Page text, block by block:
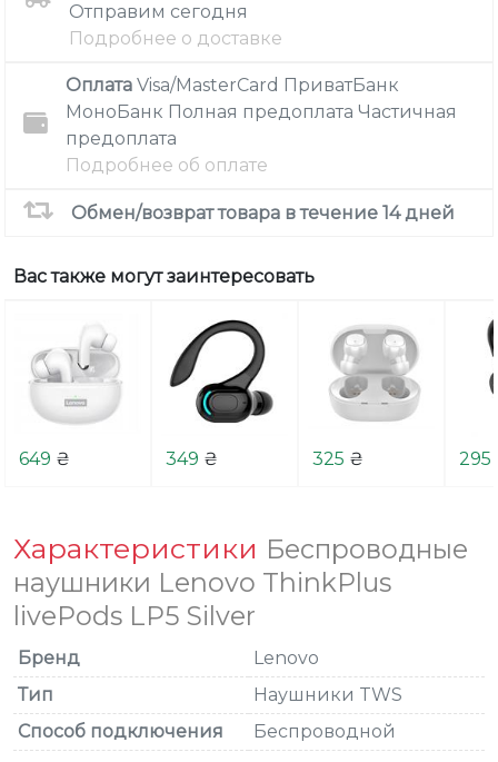
Отправим сегодня
Подробнее о доставке
Оплата Visa/MasterCard ПриватБанк
МоноБанк Полная предоплата Частичная
предоплата
Подробнее об оплате
Обмен/возврат товара в течение 14 дней
Вас также могут заинтересовать
649 ₴ 349 ₴ 325 ₴ 295
Характеристики Беспроводные
наушники Lenovo ThinkPlus
livePods LP5 Silver
Бренд
Lenovo
Тип
Наушники TWS
Способ подключения
Беспроводной